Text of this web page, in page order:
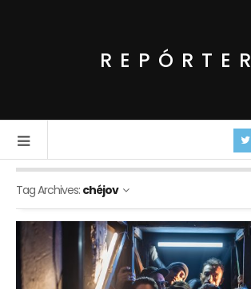
REPÓRTER
Tag Archives: chéjov